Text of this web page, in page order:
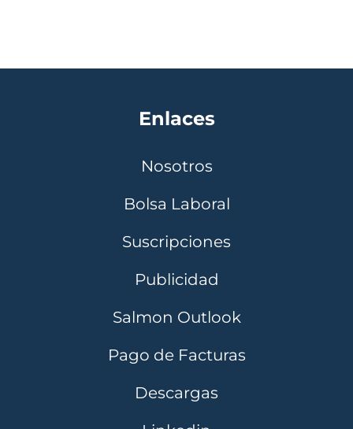
Enlaces
Nosotros
Bolsa Laboral
Suscripciones
Publicidad
Salmon Outlook
Pago de Facturas
Descargas